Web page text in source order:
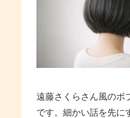
遠藤さくらさん風のボ
です。細かい話を先に